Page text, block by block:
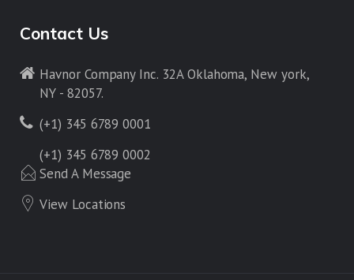
Contact Us
Havnor Company Inc. 32A Oklahoma, New york,
NY - 82057.
(+1) 345 6789 0001
(+1) 345 6789 0002
Send A Message
View Locations